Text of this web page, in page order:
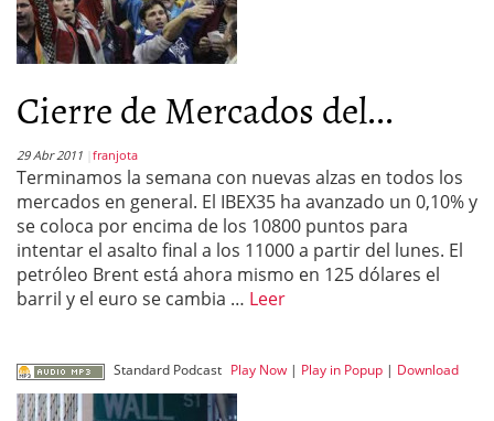
Cierre de Mercados del...
29 Abr 2011 franjota
Terminamos la semana con nuevas alzas en todos los
mercados en general. El IBEX35 ha avanzado un 0,10% y
se coloca por encima de los 10800 puntos para
intentar el asalto final a los 11000 a partir del lunes. El
petróleo Brent está ahora mismo en 125 dólares el
barril y el euro se cambia … Leer
Standard Podcast Play Now| Play in Popup| Download